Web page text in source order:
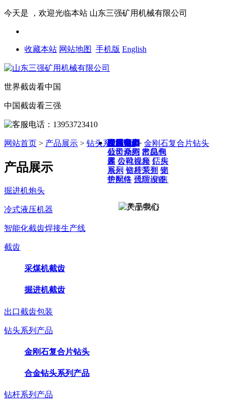
今天是 ，欢迎光临本站 山东三强矿用机械有限公司
收藏本站 网站地图 手机版 English
世界截齿看中国
中国截齿看三强
网站首页
硬岩截齿
产品中心
截齿系列 出口包
装 齿靴齿座 钻头
系列 钻杆系列 支
护配件 通防设备
工程案例
公司介绍
公司介绍 产品仓
库 公司视频 厂房
展示 资质荣誉 销
售网络 代理/销售
资讯动态
公司动态 常见问
题
在线询单
联系我们
网站首页 > 产品展示 > 钻头系列产品> 金刚石复合片钻头
产品展示
掘进机炮头
冷式液压机器
智能化截齿焊接生产线
截齿
采煤机截齿
掘进机截齿
出口截齿包装
钻头系列产品
金刚石复合片钻头
合金钻头系列产品
钻杆系列产品